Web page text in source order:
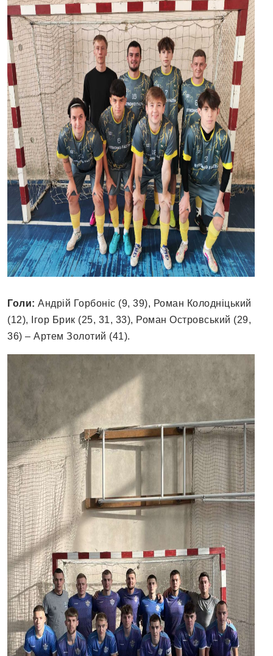
Голи: Андрій Горбоніс (9, 39), Роман Колодніцький
(12), Ігор Брик (25, 31, 33), Роман Островський (29,
36) – Артем Золотий (41).